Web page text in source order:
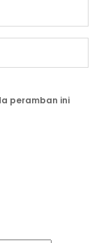
peramban ini